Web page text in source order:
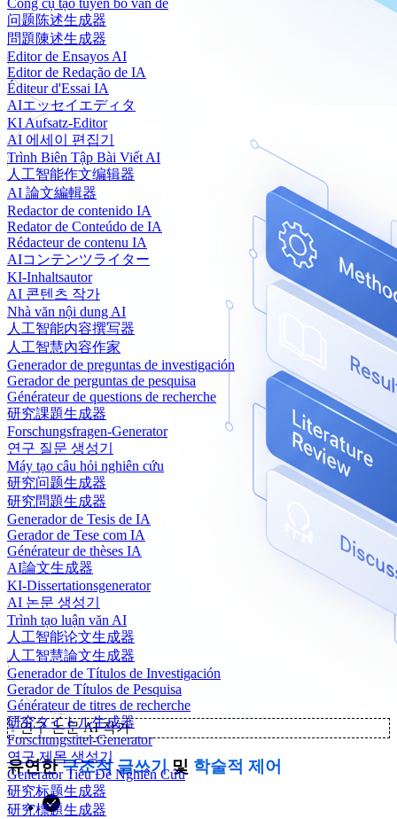
Công cụ tạo tuyên bố vấn đề
问题陈述生成器
問題陳述生成器
Editor de Ensayos AI
Editor de Redação de IA
Éditeur d'Essai IA
AIエッセイエディタ
KI Aufsatz-Editor
AI 에세이 편집기
Trình Biên Tập Bài Viết AI
人工智能作文编辑器
AI 論文編輯器
Redactor de contenido IA
Redator de Conteúdo de IA
Rédacteur de contenu IA
AIコンテンツライター
KI-Inhaltsautor
AI 콘텐츠 작가
Nhà văn nội dung AI
人工智能内容撰写器
人工智慧內容作家
Generador de preguntas de investigación
Gerador de perguntas de pesquisa
Générateur de questions de recherche
研究課題生成器
Forschungsfragen-Generator
연구 질문 생성기
Máy tạo câu hỏi nghiên cứu
研究问题生成器
研究問題生成器
Generador de Tesis de IA
Gerador de Tese com IA
Générateur de thèses IA
AI論文生成器
KI-Dissertationsgenerator
AI 논문 생성기
Trình tạo luận văn AI
人工智能论文生成器
人工智慧論文生成器
Generador de Títulos de Investigación
Gerador de Títulos de Pesquisa
Générateur de titres de recherche
研究タイトル生成器
Forschungstitel-Generator
연구 제목 생성기
Generator Tiêu Đề Nghiên Cứu
研究标题生成器
研究標題生成器
✨연구 논문 AI 작가
유연한구조적 글쓰기및 학술적 제어